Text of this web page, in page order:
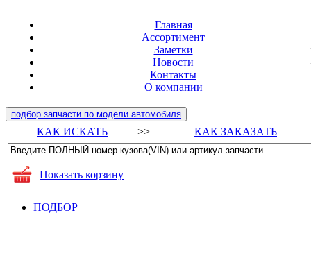
Главная
Ассортимент
Заметки
Новости
Контакты
О компании
подбор запчасти по модели автомобиля
КАК ИСКАТЬ >> КАК ЗАКАЗАТЬ
Показать корзину
ПОДБОР